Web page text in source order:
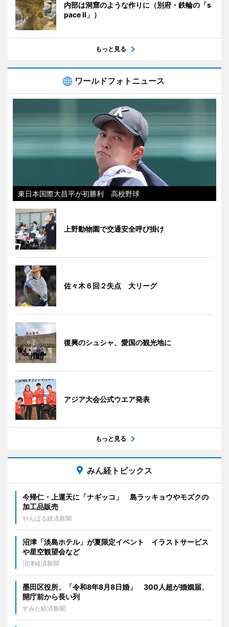
内部は洞窟のような作りに（別府・鉄輪の「s
pace II」）
もっと見る
ワールドフォトニュース
東日本国際大昌平が初勝利 高校野球
上野動物園で交通安全呼び掛け
佐々木６回２失点 大リーグ
復興のシュシャ、愛国の観光地に
アジア大会公式ウエア発表
もっと見る
みん経トピックス
今帰仁・上運天に「ナギッコ」 島ラッキョウやモズクの
加工品販売
やんばる経済新聞
沼津「淡島ホテル」が夏限定イベント イラストサービス
や星空観望会など
沼津経済新聞
墨田区役所、「令和8年8月8日婚」 300人超が婚姻届、
開庁前から長い列
すみだ経済新聞